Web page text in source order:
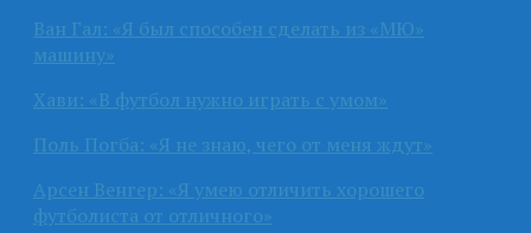
Ван Гал: «Я был способен сделать из «МЮ»
машину»
Хави: «В футбол нужно играть с умом»
Поль Погба: «Я не знаю, чего от меня ждут»
Арсен Венгер: «Я умею отличить хорошего
футболиста от отличного»